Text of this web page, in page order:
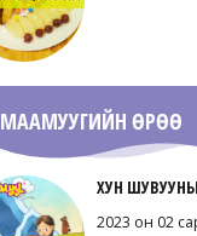
МААМУУГИЙН ӨРӨӨ
ХУН
2023 он 02